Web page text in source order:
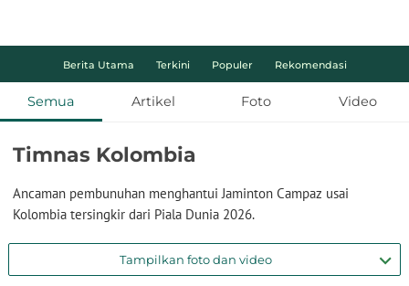
Berita Utama Terkini Populer Rekomendasi
Semua Artikel Foto Video
Timnas Kolombia
Ancaman pembunuhan menghantui Jaminton Campaz usai
Kolombia tersingkir dari Piala Dunia 2026.
Tampilkan foto dan video